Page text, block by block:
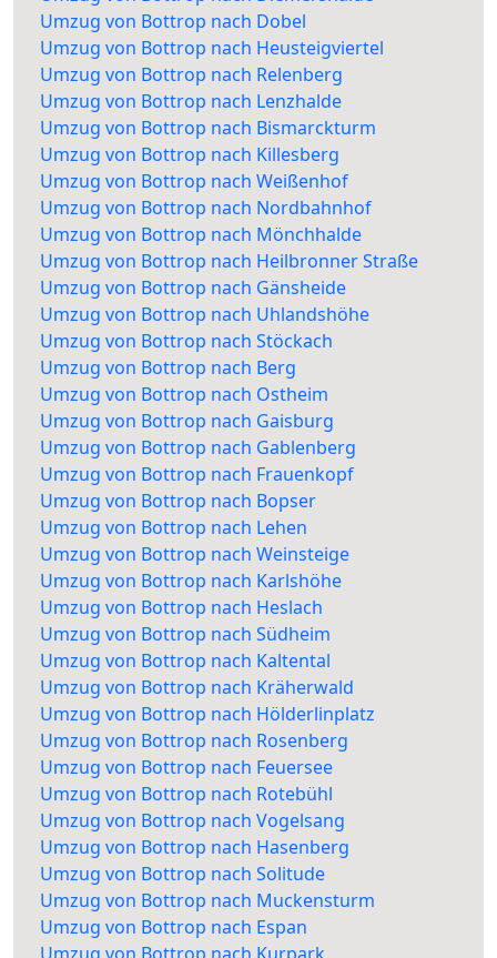
Umzug von Bottrop nach Dobel
Umzug von Bottrop nach Heusteigviertel
Umzug von Bottrop nach Relenberg
Umzug von Bottrop nach Lenzhalde
Umzug von Bottrop nach Bismarckturm
Umzug von Bottrop nach Killesberg
Umzug von Bottrop nach Weißenhof
Umzug von Bottrop nach Nordbahnhof
Umzug von Bottrop nach Mönchhalde
Umzug von Bottrop nach Heilbronner Straße
Umzug von Bottrop nach Gänsheide
Umzug von Bottrop nach Uhlandshöhe
Umzug von Bottrop nach Stöckach
Umzug von Bottrop nach Berg
Umzug von Bottrop nach Ostheim
Umzug von Bottrop nach Gaisburg
Umzug von Bottrop nach Gablenberg
Umzug von Bottrop nach Frauenkopf
Umzug von Bottrop nach Bopser
Umzug von Bottrop nach Lehen
Umzug von Bottrop nach Weinsteige
Umzug von Bottrop nach Karlshöhe
Umzug von Bottrop nach Heslach
Umzug von Bottrop nach Südheim
Umzug von Bottrop nach Kaltental
Umzug von Bottrop nach Kräherwald
Umzug von Bottrop nach Hölderlinplatz
Umzug von Bottrop nach Rosenberg
Umzug von Bottrop nach Feuersee
Umzug von Bottrop nach Rotebühl
Umzug von Bottrop nach Vogelsang
Umzug von Bottrop nach Hasenberg
Umzug von Bottrop nach Solitude
Umzug von Bottrop nach Muckensturm
Umzug von Bottrop nach Espan